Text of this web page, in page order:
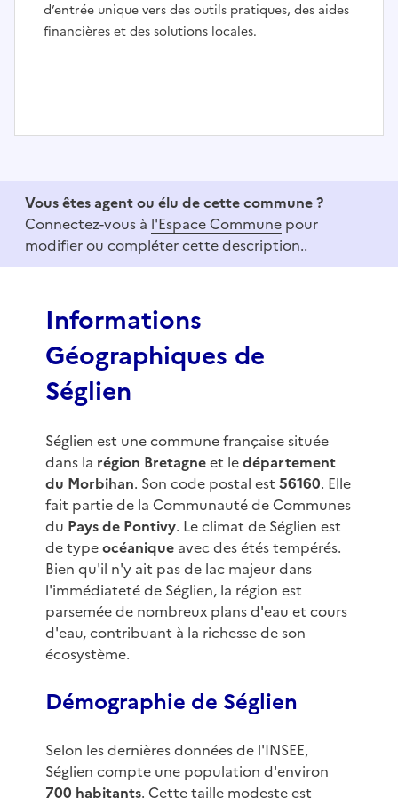
d’entrée unique vers des outils pratiques, des aides
financières et des solutions locales.
f
Vous êtes agent ou élu de cette commune ?
Connectez-vous à l'Espace Commune pour
modifier ou compléter cette description..
Informations
Géographiques de
Séglien
Séglien est une commune française située
dans la région Bretagneet ledépartement
du Morbihan. Son code postal est 56160. Elle
fait partie de la Communauté de Communes
du Pays de Pontivy. Le climat de Séglien est
de typeocéaniqueavec des étés tempérés.
Bien qu'il n'y ait pas de lac majeur dans
l'immédiateté de Séglien, la région est
parsemée de nombreux plans d'eau et cours
d'eau, contribuant à la richesse de son
écosystème.
Démographie de Séglien
Selon les dernières données de l'INSEE,
Séglien compte une population d'environ
700 habitants. Cette taille modeste est